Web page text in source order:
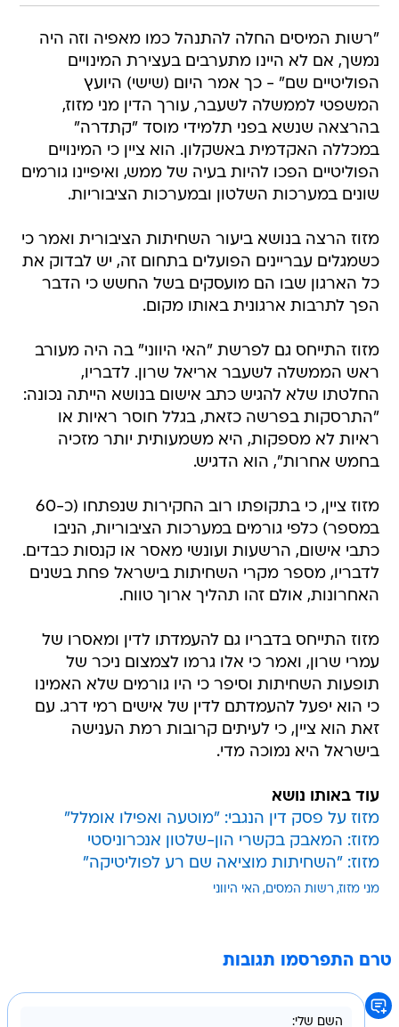
"רשות המיסים החלה להתנהל כמו מאפיה וזה היה
נמשך, אם לא היינו מתערבים בעצירת המינויים
הפוליטיים שם" - כך אמר היום (שישי) היועץ
המשפטי לממשלה לשעבר, עורך הדין מני מזוז,
בהרצאה שנשא בפני תלמידי מוסד "קתדרה"
במכללה האקדמית באשקלון. הוא ציין כי המינויים
הפוליטיים הפכו להיות בעיה של ממש, ואיפיינו גורמים
שונים במערכות השלטון ובמערכות הציבוריות.
מזוז הרצה בנושא ביעור השחיתות הציבורית ואמר כי
כשמגלים עבריינים הפועלים בתחום זה, יש לבדוק את
כל הארגון שבו הם מועסקים בשל החשש כי הדבר
הפך לתרבות ארגונית באותו מקום.
מזוז התייחס גם לפרשת "האי היווני" בה היה מעורב
ראש הממשלה לשעבר אריאל שרון. לדבריו,
החלטתו שלא להגיש כתב אישום בנושא הייתה נכונה:
"התרסקות בפרשה כזאת, בגלל חוסר ראיות או
ראיות לא מספקות, היא משמעותית יותר מזכיה
בחמש אחרות", הוא הדגיש.
מזוז ציין, כי בתקופתו רוב החקירות שנפתחו (כ-60
במספר) כלפי גורמים במערכות הציבוריות, הניבו
כתבי אישום, הרשעות ועונשי מאסר או קנסות כבדים.
לדבריו, מספר מקרי השחיתות בישראל פחת בשנים
האחרונות, אולם זהו תהליך ארוך טווח.
מזוז התייחס בדבריו גם להעמדתו לדין ומאסרו של
עמרי שרון, ואמר כי אלו גרמו לצמצום ניכר של
תופעות השחיתות וסיפר כי היו גורמים שלא האמינו
כי הוא יפעל להעמדתם לדין של אישים רמי דרג. עם
זאת הוא ציין, כי לעיתים קרובות רמת הענישה
בישראל היא נמוכה מדי.
עוד באותו נושא
מזוז על פסק דין הנגבי: "מוטעה ואפילו אומלל"
מזוז: המאבק בקשרי הון-שלטון אנכרוניסטי
מזוז: "השחיתות מוציאה שם רע לפוליטיקה"
מני מזוז רשות המסים האי היווני
טרם התפרסמו תגובות